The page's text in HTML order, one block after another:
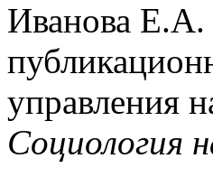
Иванова Е.А.
управления
Социология